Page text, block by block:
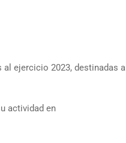
ejercicio 2023, destinadas a
actividad en